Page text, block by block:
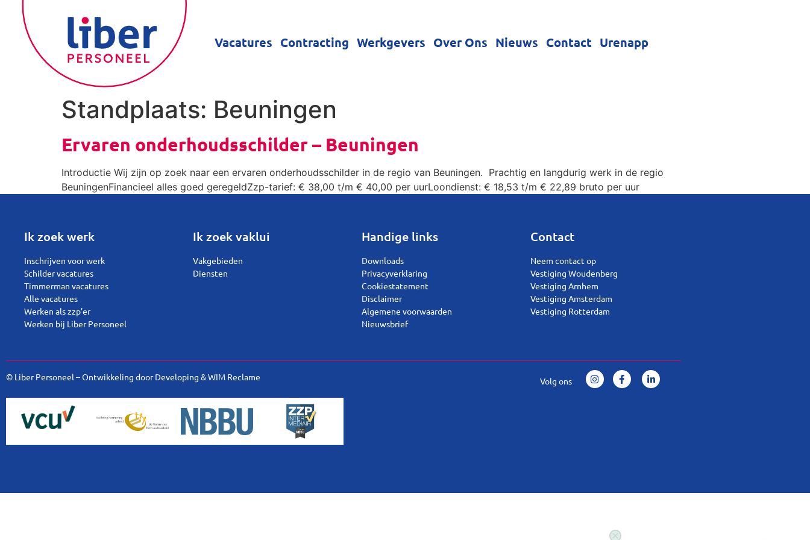
Vacatures Contracting Werkgevers Over Ons Nieuws Contact Urenapp
Standplaats: Beuningen
Ervaren onderhoudsschilder – Beuningen
Introductie Wij zijn op zoek naar een ervaren onderhoudsschilder in de regio van Beuningen. Prachtig en langdurig werk in de regio
BeuningenFinancieel alles goed geregeldZzp-tarief: € 38,00 t/m € 40,00 per uurLoondienst: € 18,53 t/m € 22,89 bruto per uur
Ik zoek werk
Inschrijven voor werk
Schilder vacatures
Timmerman vacatures
Alle vacatures
Werken als zzp’er
Werken bij Liber Personeel
Ik zoek vaklui
Vakgebieden
Diensten
Handige links
Downloads
Privacyverklaring
Cookiestatement
Disclaimer
Algemene voorwaarden
Nieuwsbrief
Contact
Neem contact op
Vestiging Woudenberg
Vestiging Arnhem
Vestiging Amsterdam
Vestiging Rotterdam
© Liber Personeel – Ontwikkeling doorDeveloping &WIM Reclame Volg ons